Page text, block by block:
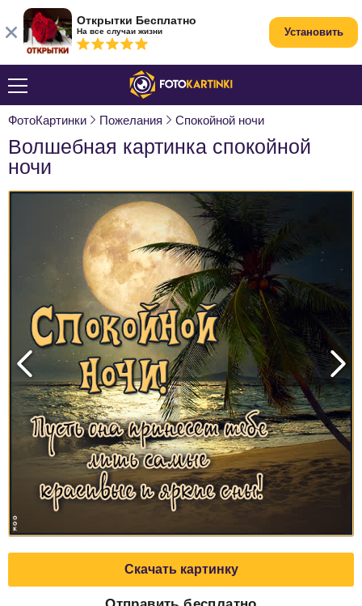
ФотоКартинки Пожелания Спокойной ночи
Волшебная картинка спокойной
ночи
Скачать картинку
Открытки Бесплатно
На все случаи жизни Установить